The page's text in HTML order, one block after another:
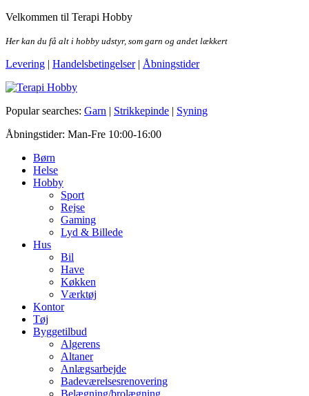
Skip
the
Velkommen til Terapi Hobby
Her kan du få alt i hobby udstyr, som garn og andet lækkert
Levering | Handelsbetingelser| Åbningstider
Terapi Hobby
Popular searches: Garn | Strikkepinde | Syning
Åbningstider: Man-Fre 10:00-16:00
Børn
Helse
Hobby
Sport
Rejse
Gaming
Lyd & Billede
Hus
Bil
Have
Køkken
Værktøj
Kontor
Tøj
Byggetilbud
Algerens
Altaner
Anlægsarbejde
Badeværelsesrenovering
Belægning/brolægning